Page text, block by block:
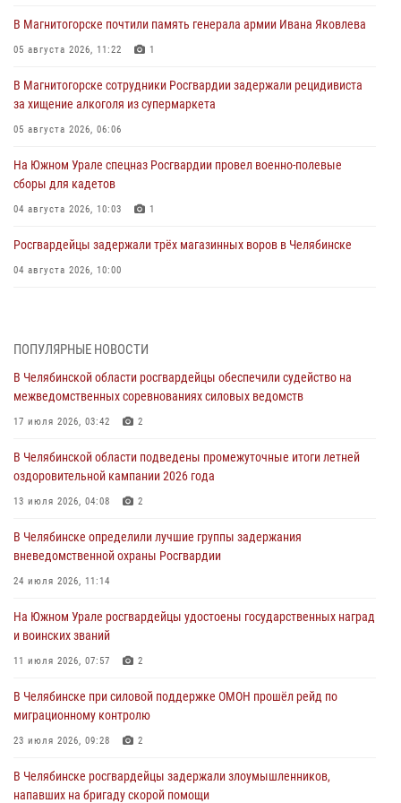
В Магнитогорске почтили память генерала армии Ивана Яковлева
05 августа 2026, 11:22 1
В Магнитогорске сотрудники Росгвардии задержали рецидивиста
за хищение алкоголя из супермаркета
05 августа 2026, 06:06
На Южном Урале спецназ Росгвардии провел военно-полевые
сборы для кадетов
04 августа 2026, 10:03 1
Росгвардейцы задержали трёх магазинных воров в Челябинске
04 августа 2026, 10:00
03 августа 2026, 11:41
В Челябинской области росгвардейцами по горячим следам
задержан подозреваемый в грабеже
03 августа 2026, 11:25
Росгвардейцы обеспечили безопасность празднования Дня ВДВ на
Южном Урале
03 августа 2026, 09:22
Авиация Росгвардии совершила более 250 санитарных вылетов в
Донецкой Народной Республике
31 июля 2026, 11:33
ПОПУЛЯРНЫЕ НОВОСТИ
В Челябинской области росгвардейцы обеспечили судейство на
межведомственных соревнованиях силовых ведомств
17 июля 2026, 03:42 2
В Челябинской области подведены промежуточные итоги летней
оздоровительной кампании 2026 года
13 июля 2026, 04:08 2
В Челябинске определили лучшие группы задержания
вневедомственной охраны Росгвардии
24 июля 2026, 11:14
На Южном Урале росгвардейцы удостоены государственных наград
и воинских званий
11 июля 2026, 07:57 2
В Челябинске при силовой поддержке ОМОН прошёл рейд по
миграционному контролю
23 июля 2026, 09:28 2
В Челябинске росгвардейцы задержали злоумышленников,
напавших на бригаду скорой помощи